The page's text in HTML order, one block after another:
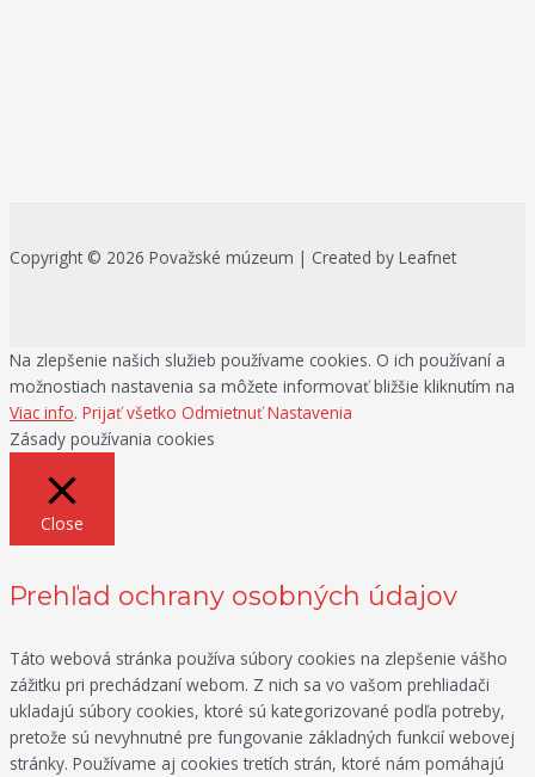
Copyright © 2026 Považské múzeum | Created by Leafnet
Na zlepšenie našich služieb používame cookies. O ich používaní a
možnostiach nastavenia sa môžete informovať bližšie kliknutím na
Viac info. Prijať všetko Odmietnuť Nastavenia
Zásady používania cookies
Close
Prehľad ochrany osobných údajov
Táto webová stránka používa súbory cookies na zlepšenie vášho
zážitku pri prechádzaní webom. Z nich sa vo vašom prehliadači
ukladajú súbory cookies, ktoré sú kategorizované podľa potreby,
pretože sú nevyhnutné pre fungovanie základných funkcií webovej
stránky. Používame aj cookies tretích strán, ktoré nám pomáhajú